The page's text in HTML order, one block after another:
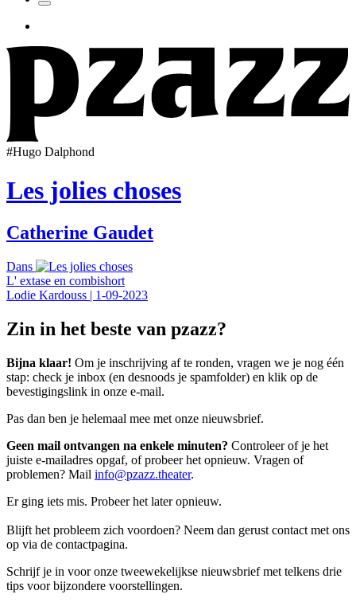
#Hugo Dalphond
Les jolies choses
Catherine Gaudet
Dans
L' extase en combishort
Lodie Kardouss | 1-09-2023
Zin in het beste van pzazz?
Bijna klaar! Om je inschrijving af te ronden, vragen we je nog één
stap: check je inbox (en desnoods je spamfolder) en klik op de
bevestigingslink in onze e-mail.
Pas dan ben je helemaal mee met onze nieuwsbrief.
Geen mail ontvangen na enkele minuten? Controleer of je het
juiste e-mailadres opgaf, of probeer het opnieuw. Vragen of
problemen? Mail info@pzazz.theater.
Er ging iets mis. Probeer het later opnieuw.
Blijft het probleem zich voordoen? Neem dan gerust contact met ons
op via de contactpagina.
Schrijf je in voor onze tweewekelijkse nieuwsbrief met telkens drie
tips voor bijzondere voorstellingen.